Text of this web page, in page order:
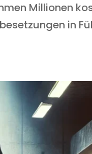
Millionen
in